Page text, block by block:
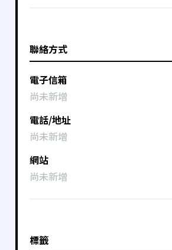
聯絡方式
電子信箱
尚未新增
電話/地址
尚未新增
網站
尚未新增
標籤